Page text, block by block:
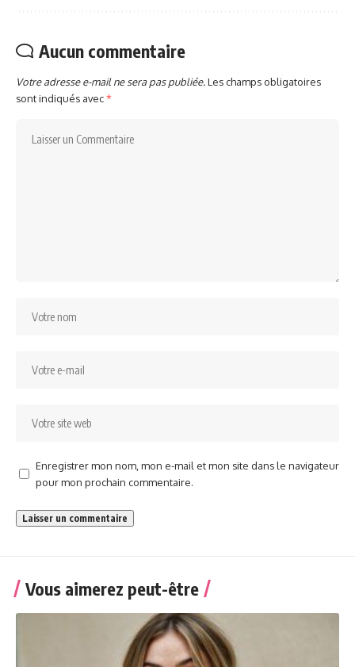
Aucun commentaire
Votre adresse e-mail ne sera pas publiée.Les champs obligatoires
sont indiqués avec*
Enregistrer mon nom, mon e-mail et mon site dans le navigateur
pour mon prochain commentaire.
Vous aimerez peut-être